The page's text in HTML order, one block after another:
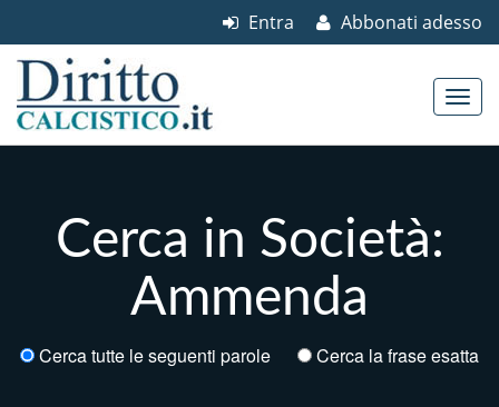
Abbonati adesso
Entra
Cerca in Società:
Ammenda
Cerca tutte le seguenti parole Cerca la frase esatta